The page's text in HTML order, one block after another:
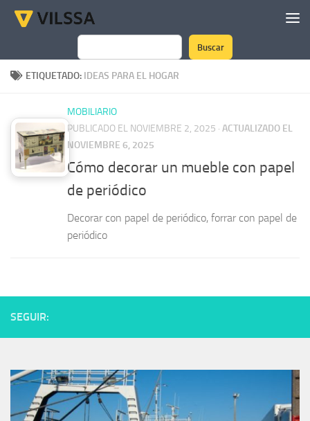
Saltar al contenido
Buscar
Buscar
ETIQUETADO: IDEAS PARA EL HOGAR
MOBILIARIO
PUBLICADO EL NOVIEMBRE 2, 2025 · ACTUALIZADO EL
NOVIEMBRE 6, 2025
Cómo decorar un mueble con papel
de periódico
Decorar con papel de periódico, forrar con papel de
periódico
SEGUIR: